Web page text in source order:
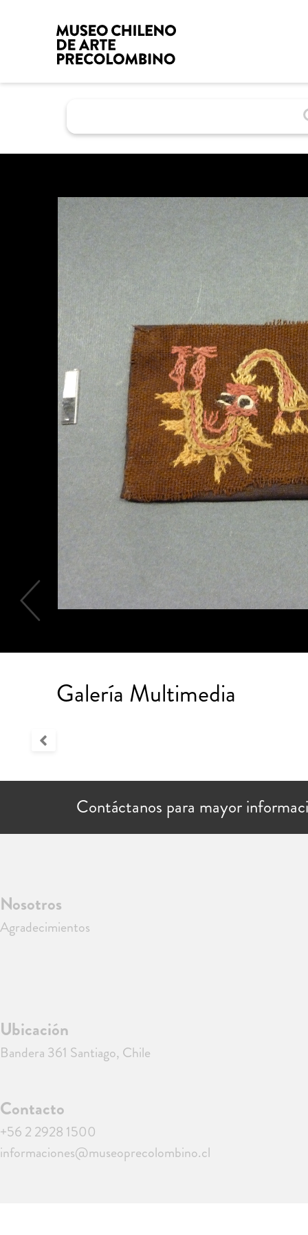
Galería Multimedia
Contáctanos para mayor
Nosotros
Agradecimientos
Ubicación
Bandera 361 Santiago, Chile
Contacto
+56 2 2928 1500
informaciones@museoprecolombino.cl